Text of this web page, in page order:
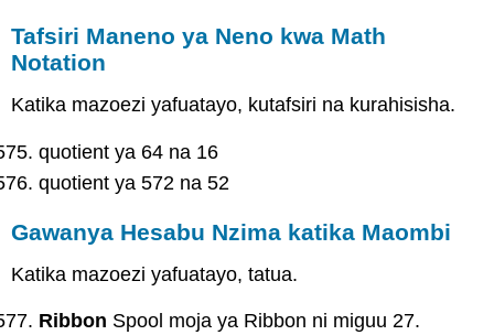
Tafsiri Maneno ya Neno kwa Math
Notation
Katika mazoezi yafuatayo, kutafsiri na kurahisisha.
quotient ya 64 na 16
quotient ya 572 na 52
Gawanya Hesabu Nzima katika Maombi
Katika mazoezi yafuatayo, tatua.
Ribbon Spool moja ya Ribbon ni miguu 27.